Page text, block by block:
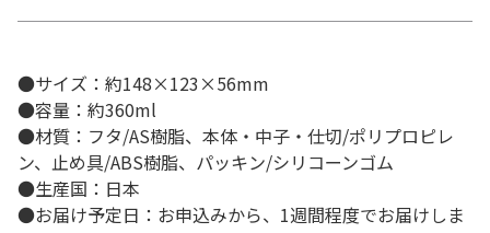
●サイズ：約148×123×56mm
●容量：約360ml
●材質：フタ/AS樹脂、本体・中子・仕切/ポリプロピレ
ン、止め具/ABS樹脂、パッキン/シリコーンゴム
●生産国：日本
●お届け予定日：お申込みから、1週間程度でお届けしま